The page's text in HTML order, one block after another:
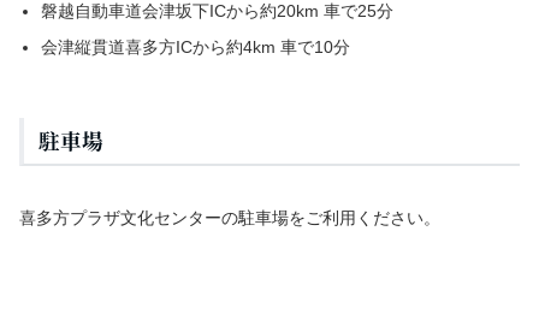
磐越自動車道会津坂下ICから約20km 車で25分
会津縦貫道喜多方ICから約4km 車で10分
駐車場
喜多方プラザ文化センターの駐車場をご利用ください。